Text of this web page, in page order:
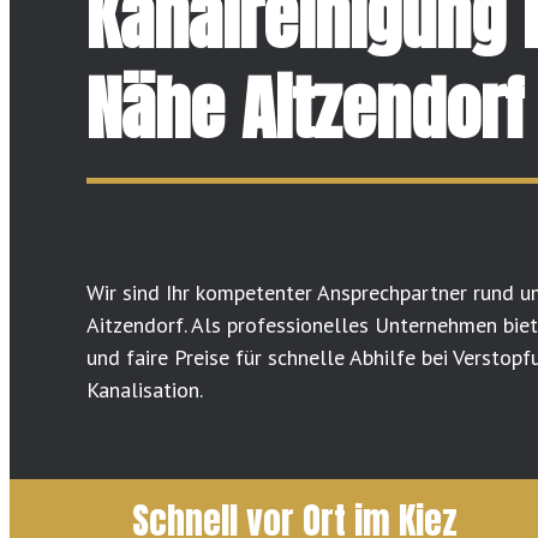
Nähe Aitzendorf
Wir sind Ihr kompetenter Ansprechpartner rund
Aitzendorf. Als professionelles Unternehmen
und faire Preise für schnelle Abhilfe bei
Kanalisation.
Schnell vor Ort im Kiez